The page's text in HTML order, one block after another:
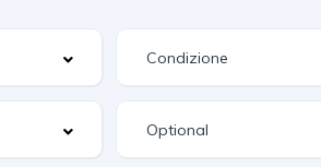
Optional